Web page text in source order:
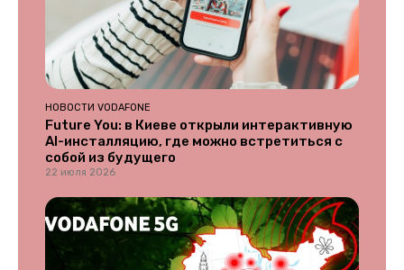
НОВОСТИ VODAFONE
Future You: в Киеве открыли интерактивную
AI-инсталляцию, где можно встретиться с
собой из будущего
22 июля 2026